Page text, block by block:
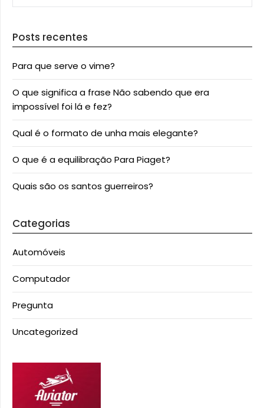
Posts recentes
Para que serve o vime?
O que significa a frase Não sabendo que era
impossível foi lá e fez?
Qual é o formato de unha mais elegante?
O que é a equilibração Para Piaget?
Quais são os santos guerreiros?
Categorias
Automóveis
Computador
Pregunta
Uncategorized